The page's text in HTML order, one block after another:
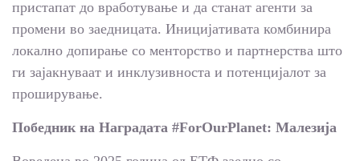
пристапат до вработување и да станат агенти за
промени во заедницата. Иницијативата комбинира
локално допирање со менторство и партнерства што
ги зајакнуваат и инклузивноста и потенцијалот за
проширување.
Победник на Наградата #ForOurPlanet: Малезија